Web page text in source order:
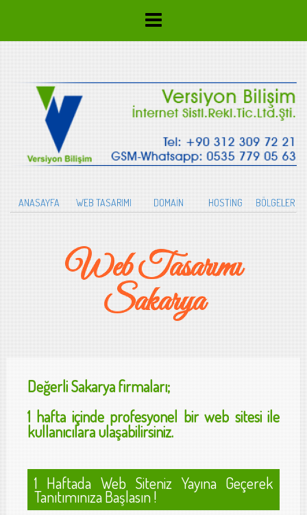
ANASAYFA WEB TASARIMI DOMAİN HOSTİNG BÖLGELER
Web Tasarımı
Sakarya
DeğerliSakaryafirmaları;
1 hafta içinde profesyonel bir web sitesi ile
kullanıcılara ulaşabilirsiniz.
1 Haftada Web Siteniz Yayına Geçerek
Tanıtımınıza Başlasın !